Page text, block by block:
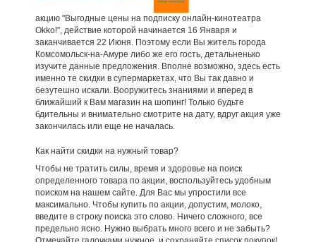
акцию "Выгодные цены на подписку онлайн-кинотеатра
Okko!", действие которой начинается 16 Января и
заканчивается 22 Июня. Поэтому если Вы житель города
Комсомольск-на-Амуре либо же его гость, детальненько
изучите данные предложения. Вполне возможно, здесь есть
именно те скидки в супермаркетах, что Вы так давно и
безутешно искали. Вооружитесь знаниями и вперед в
ближайший к Вам магазин на шопинг! Только будьте
бдительны и внимательно смотрите на дату, вдруг акция уже
закончилась или еще не началась.
Как найти скидки на нужный товар?
Чтобы не тратить силы, время и здоровье на поиск
определенного товара по акции, воспользуйтесь удобным
поиском на нашем сайте. Для Вас мы упростили все
максимально. Чтобы купить по акции, допустим, молоко,
введите в строку поиска это слово. Ничего сложного, все
предельно ясно. Нужно выбрать много всего и не забыть?